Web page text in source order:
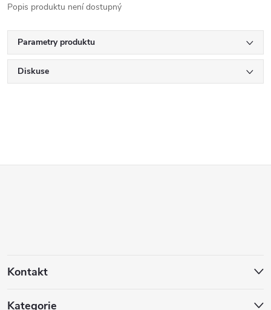
Popis produktu není dostupný
Parametry produktu
Diskuse
aKontakt
Kategorie